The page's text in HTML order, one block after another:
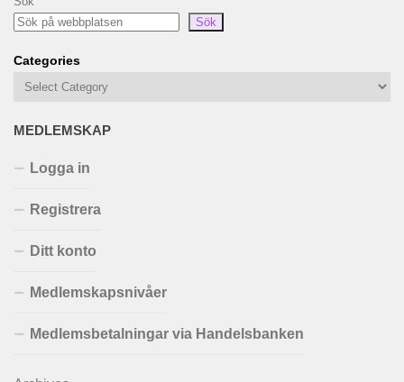
Sök
Categories
MEDLEMSKAP
Logga in
Registrera
Ditt konto
Medlemskapsnivåer
Medlemsbetalningar via Handelsbanken